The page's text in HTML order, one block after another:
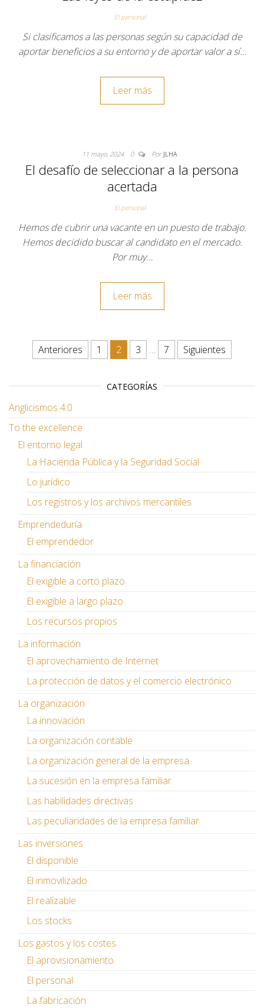
El personal
Si clasificamos a las personas según su capacidad de
aportar beneficios a su entorno y de aportar valor a sí…
Leer más
11 mayo, 2024 0 Por JLHA
El desafío de seleccionar a la persona
acertada
El personal
Hemos de cubrir una vacante en un puesto de trabajo.
Hemos decidido buscar al candidato en el mercado.
Por muy…
Leer más
Paginación de entradas
Anteriores 1 2 3 … 7 Siguientes
CATEGORÍAS
Anglicismos 4.0
To the excellence
El entorno legal
La Hacienda Pública y la Seguridad Social
Lo jurídico
Los registros y los archivos mercantiles
Emprendeduría
El emprendedor
La financiación
El exigible a corto plazo
El exigible a largo plazo
Los recursos propios
La información
El aprovechamiento de Internet
La protección de datos y el comercio electrónico
La organización
La innovación
La organización contable
La organización general de la empresa
La sucesión en la empresa familiar
Las habilidades directivas
Las peculiaridades de la empresa familiar
Las inversiones
El disponible
El inmovilizado
El realizable
Los stocks
Los gastos y los costes
El aprovisionamiento
El personal
La fabricación